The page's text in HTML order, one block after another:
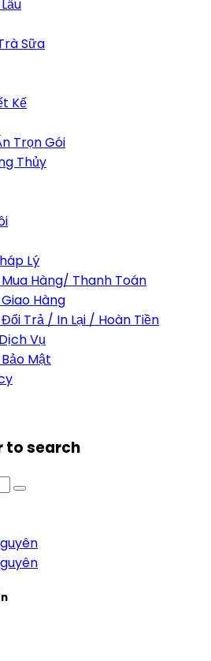
Sữa
Kế
Trọn Gói
Thủy
Lý
Hàng/ Thanh Toán
Hàng
Trả / In Lại / Hoàn Tiền
Vụ
Mật
to search